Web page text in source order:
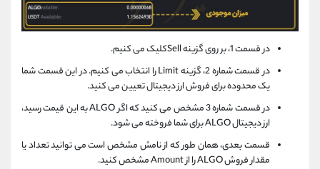
در قسمت 1، بر روی گزینه Sellکلیک می کنیم.
در قسمت شماره 2، گزینه Limit را انتخاب می کنیم. در این قسمت شما
یک محدوده برای فروش ارز دیجیتال تعیین می کنید.
در قسمت شماره 3 مشخص می کنید که اگر ALGO به این قیمت رسید،
ارز دیجیتال ALGO برای شما فروخته می شود.
قسمت بعدی، همان طور که از نامش مشخص است می توانید تعداد یا
مقدار فروش ALGO را از Amount مشخص کنید.